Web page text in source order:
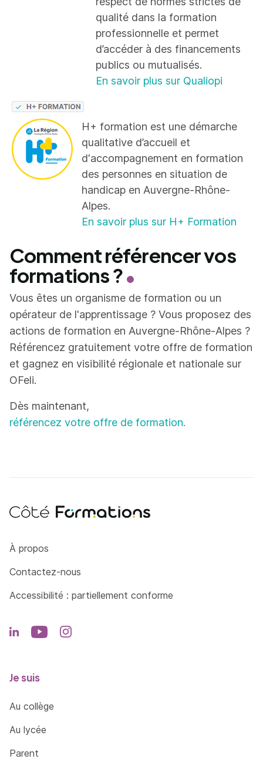
qualité dans la formation
professionnelle et permet
d’accéder à des financements
publics ou mutualisés.
En savoir plus sur Qualiopi
H+ formation est une démarche
qualitative d’accueil et
d'accompagnement en formation
des personnes en situation de
handicap en Auvergne-Rhône-
Alpes.
En savoir plus sur H+ Formation
Comment référencer vos
formations ?
Vous êtes un organisme de formation ou un
opérateur de l'apprentissage ? Vous proposez des
actions de formation en Auvergne-Rhône-Alpes ?
Référencez gratuitement votre offre de formation
et gagnez en visibilité régionale et nationale sur
OFeli.
Dès maintenant,
référencez votre offre de formation.
Côté Formations
À propos
Contactez-nous
Accessibilité : partiellement conforme
Je suis
Au collège
Au lycée
Parent